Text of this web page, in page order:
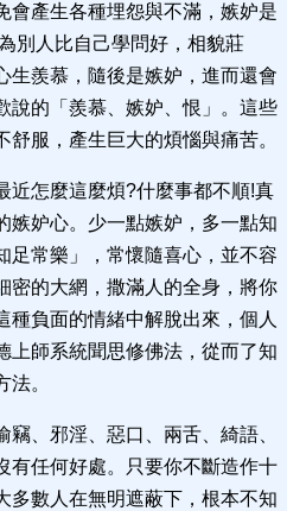
會產生各種埋怨與不滿，嫉妒是
別人比自己學問好，相貌莊
生羨慕，隨後是嫉妒，進而還會
說的「羨慕、嫉妒、恨」。這些
服，產生巨大的煩惱與痛苦。
近怎麼這麼煩?什麼事都不順!真
妒心。少一點嫉妒，多一點知
足常樂」，常懷隨喜心，並不容
密的大網，撒滿人的全身，將你
種負面的情緒中解脫出來，個人
上師系統聞思修佛法，從而了知
。
竊、邪淫、惡口、兩舌、綺語、
有任何好處。只要你不斷造作十
多數人在無明遮蔽下，根本不知